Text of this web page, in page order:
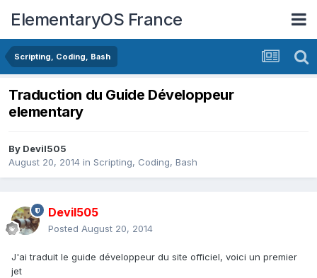
ElementaryOS France
Scripting, Coding, Bash
Traduction du Guide Développeur
elementary
By Devil505
August 20, 2014 in Scripting, Coding, Bash
Devil505
Posted August 20, 2014
J'ai traduit le guide développeur du site officiel, voici un premier
jet